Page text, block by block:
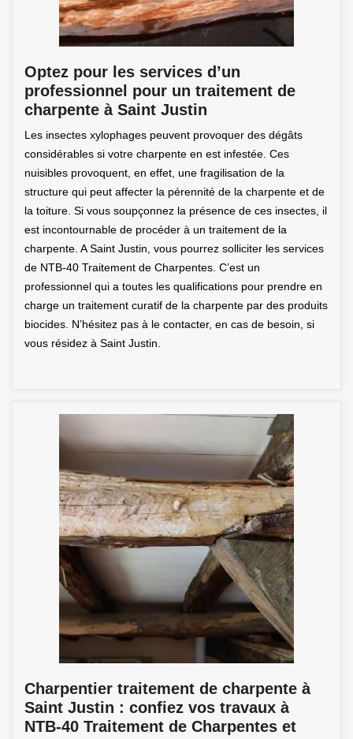
Optez pour les services d’un
professionnel pour un traitement de
charpente à Saint Justin
Les insectes xylophages peuvent provoquer des dégâts
considérables si votre charpente en est infestée. Ces
nuisibles provoquent, en effet, une fragilisation de la
structure qui peut affecter la pérennité de la charpente et de
la toiture. Si vous soupçonnez la présence de ces insectes, il
est incontournable de procéder à un traitement de la
charpente. A Saint Justin, vous pourrez solliciter les services
de NTB-40 Traitement de Charpentes. C’est un
professionnel qui a toutes les qualifications pour prendre en
charge un traitement curatif de la charpente par des produits
biocides. N’hésitez pas à le contacter, en cas de besoin, si
vous résidez à Saint Justin.
Charpentier traitement de charpente à
Saint Justin : confiez vos travaux à
NTB-40 Traitement de Charpentes et